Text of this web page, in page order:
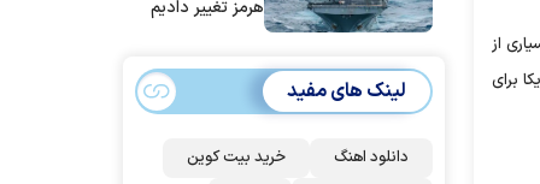
از
برای
هرمز تغییر دادیم
لینک های مفید
دانلود اهنگ
خرید بیت کوین